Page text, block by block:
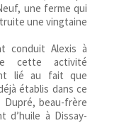
une ferme qui
une vingtaine
conduit Alexis à
cette activité
lié au fait que
établis dans ce
beau-frère
d’huile à Dissay-